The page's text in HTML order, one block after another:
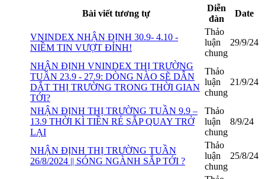
Bài viết tương tự
Diễn
đàn
Date
VNINDEX NHẬN ĐỊNH 30.9- 4.10 -
NIỀM TIN VƯỢT ĐỈNH!
Thảo
luận
chung
29/9/24
NHẬN ĐỊNH VNINDEX THỊ TRƯỜNG
TUẦN 23.9 - 27.9: DÒNG NÀO SẼ DẪN
DẮT THỊ TRƯỜNG TRONG THỜI GIAN
TỚI?
Thảo
luận
chung
21/9/24
NHẬN ĐỊNH THỊ TRƯỜNG TUẦN 9.9 –
13.9 THỜI KÌ TIỀN RẺ SẮP QUAY TRỞ
LẠI
Thảo
luận
chung
8/9/24
NHẬN ĐỊNH THỊ TRƯỜNG TUẦN
26/8/2024 || SÓNG NGÀNH SẮP TỚI ?
Thảo
luận
chung
25/8/24